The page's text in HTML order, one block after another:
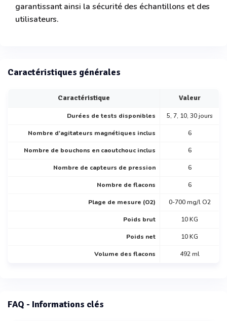
garantissant ainsi la sécurité des échantillons et des
utilisateurs.
Caractéristiques générales
Caractéristique Valeur
Durées de tests disponibles 5, 7, 10, 30 jours
Nombre d'agitateurs magnétiques inclus 6
Nombre de bouchons en caoutchouc inclus 6
Nombre de capteurs de pression 6
Nombre de flacons 6
Plage de mesure (O2) 0-700 mg/l O2
Poids brut 10 KG
Poids net 10 KG
Volume des flacons 492 ml
FAQ - Informations clés